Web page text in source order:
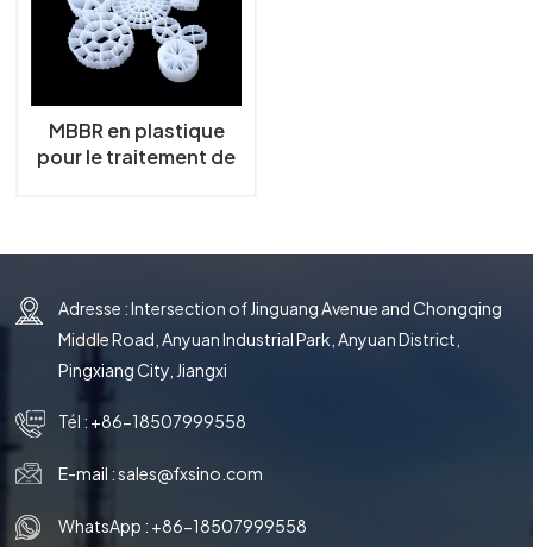
MBBR en plastique
pour le traitement de
Adresse : Intersection of Jinguang Avenue and Chongqing
Middle Road, Anyuan Industrial Park, Anyuan District,
Pingxiang City, Jiangxi
Tél : +86-18507999558
E-mail :sales@fxsino.com
WhatsApp : +86-18507999558